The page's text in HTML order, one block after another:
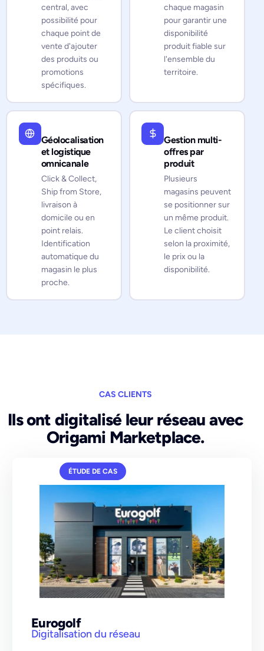
central, avec
possibilité pour
chaque point de
vente d'ajouter
des produits ou
promotions
spécifiques.
chaque magasin
pour garantir une
disponibilité
produit fiable sur
l'ensemble du
territoire.
Géolocalisation
et logistique
omnicanale
Click & Collect,
Ship from Store,
livraison à
domicile ou en
point relais.
Identification
automatique du
magasin le plus
proche.
Gestion multi-
offres par
produit
Plusieurs
magasins peuvent
se positionner sur
un même produit.
Le client choisit
selon la proximité,
le prix ou la
disponibilité.
CAS CLIENTS
Ils ont digitalisé leur réseau avec
Origami Marketplace.
Eurogolf
Digitalisation du réseau
ÉTUDE DE CAS